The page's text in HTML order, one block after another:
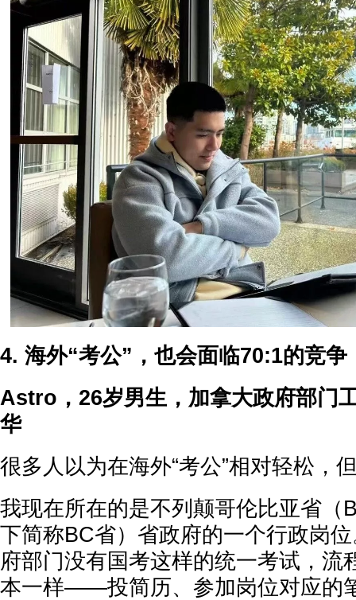
4. 海外“考公”，也会面临70:1的竞争
Astro，26岁男生，加拿大政府部门
华
很多人以为在海外“考公”相对轻松，
我现在所在的是不列颠哥伦比亚省（
下简称BC省）省政府的一个行政岗
府部门没有国考这样的统一考试，流
本一样——投简历、参加岗位对应的